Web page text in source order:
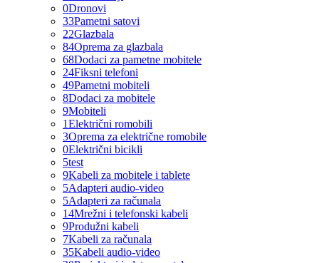
0Dronovi
33Pametni satovi
22Glazbala
84Oprema za glazbala
68Dodaci za pametne mobitele
24Fiksni telefoni
49Pametni mobiteli
8Dodaci za mobitele
9Mobiteli
1Električni romobili
3Oprema za električne romobile
0Električni bicikli
5test
9Kabeli za mobitele i tablete
5Adapteri audio-video
5Adapteri za računala
14Mrežni i telefonski kabeli
9Produžni kabeli
7Kabeli za računala
35Kabeli audio-video